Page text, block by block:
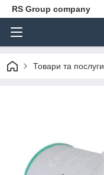
RS Group company
Товари та послуги